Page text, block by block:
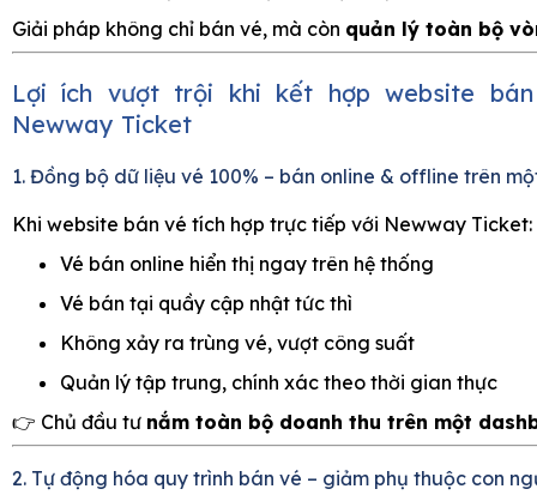
Giải pháp không chỉ bán vé, mà còn quản lý toàn bộ
Lợi ích vượt trội khi kết hợp website
Newway Ticket
1. Đồng bộ dữ liệu vé 100% – bán online & offline trên
Khi website bán vé tích hợp trực tiếp với Newway Ticket:
Vé bán online hiển thị ngay trên hệ thống
Vé bán tại quầy cập nhật tức thì
Không xảy ra trùng vé, vượt công suất
Quản lý tập trung, chính xác theo thời gian thực
👉 Chủ đầu tư nắm toàn bộ doanh thu trên một
2. Tự động hóa quy trình bán vé – giảm phụ thuộc con